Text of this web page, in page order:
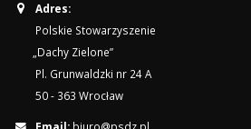
Adres:
Polskie Stowarzyszenie
„Dachy Zielone”
Pl. Grunwaldzki nr 24 A
50 - 363 Wrocław